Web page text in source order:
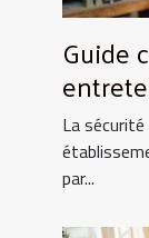
Guide
La
par...